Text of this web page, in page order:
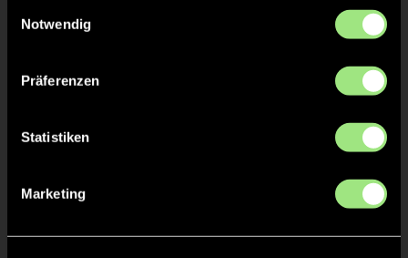
Notwendig
Präferenzen
Statistiken
Marketing
Carlotta
P.